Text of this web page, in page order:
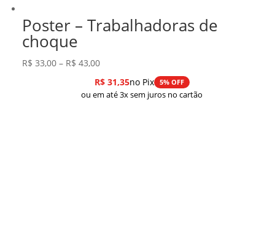
Poster – Trabalhadoras de
choque
R$ 33,00 – R$ 43,00Faixa
de
preço:
R$31,35no Pix 5% OFF
ou em até 3x sem juros no cartão